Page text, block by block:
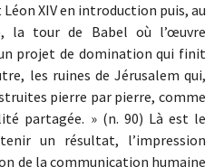
Léon XIV en introduction puis, au
la tour de Babel où l’œuvre
projet de domination qui finit
les ruines de Jérusalem qui,
pierre par pierre, comme
partagée. » (n. 90) Là est le
un résultat, l’impression
de la communication humaine